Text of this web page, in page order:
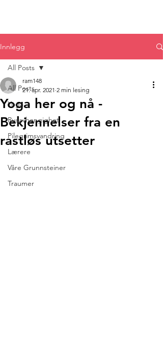
Innlegg
All Posts
Yoga
Rusavhengighet
Pilegrimsvandring
Lærere
Våre Grunnsteiner
Traumer
All Posts
Yoga her og nå -
Bekjennelser fra en
rastløs utsetter
ram148
21. apr. 2021 2 min lesing